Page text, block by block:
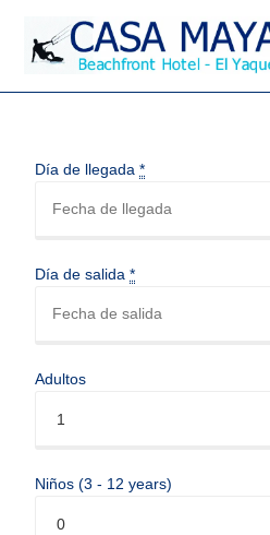
Día de llegada*
Día de salida*
Adultos
Niños (3 - 12 years)